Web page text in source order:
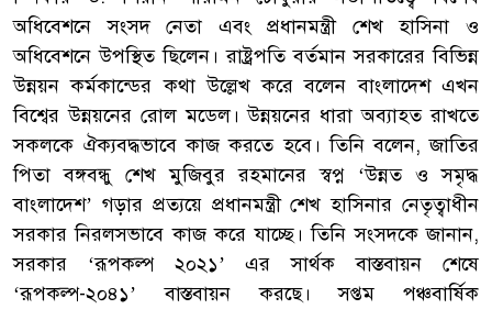
অধিবেশনে সংসদ নেতা এবং প্রধানমন্ত্রী শেখ হাসিনা ও
অধিবেশনে উপস্থিত ছিলেন। রাষ্ট্রপতি বর্তমান সরকারের বিভিন্ন
উন্নয়ন কর্মকান্ডের কথা উল্লেখ করে বলেন বাংলাদেশ এখন
বিশ্বের উন্নয়নের রোল মডেল। উন্নয়নের ধারা অব্যাহত রাখতে
সকলকে ঐক্যবদ্ধভাবে কাজ করতে হবে। তিনি বলেন, জাতির
পিতা বঙ্গবন্ধু শেখ মুজিবুর রহমানের স্বপ্ন ‘উন্নত ও সমৃদ্ধ
বাংলাদেশ’ গড়ার প্রত্যয়ে প্রধানমন্ত্রী শেখ হাসিনার নেতৃত্বাধীন
সরকার নিরলসভাবে কাজ করে যাচ্ছে। তিনি সংসদকে জানান,
সরকার ‘রূপকল্প ২০২১’ এর সার্থক বাস্তবায়ন শেষে
‘রূপকল্প-২০৪১’ বাস্তবায়ন করছে। সপ্তম পঞ্চবার্ষিক